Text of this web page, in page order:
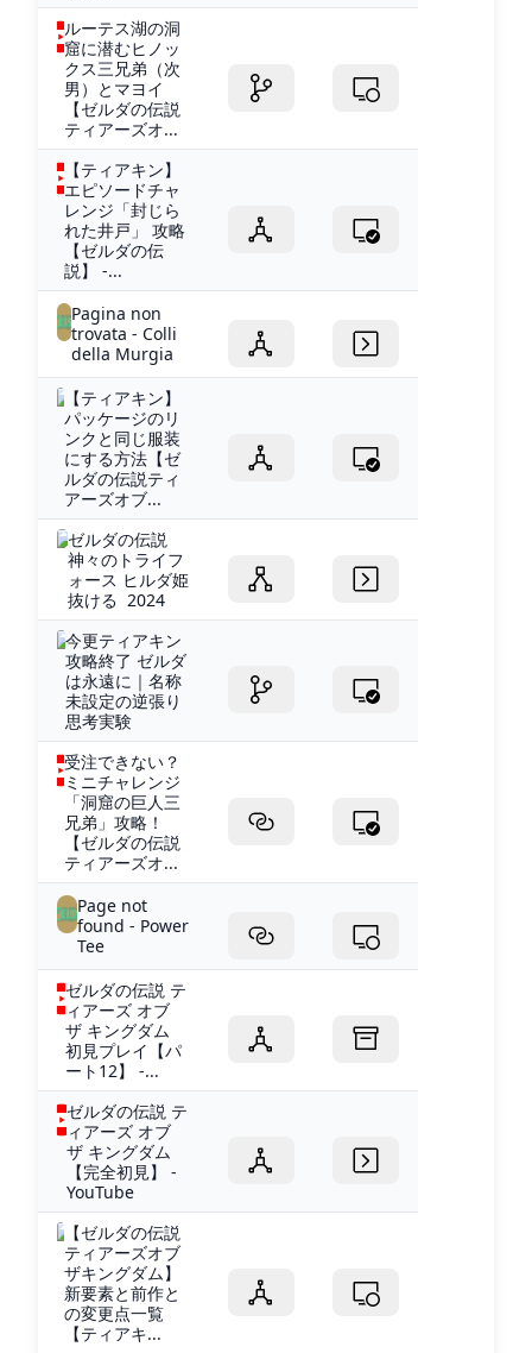
ルーテス湖の洞
窟に潜むヒノッ
クス三兄弟（次
男）とマヨイ
【ゼルダの伝説
ティアーズオ...
【ティアキン】
エピソードチャ
レンジ「封じら
れた井戸」 攻略
【ゼルダの伝
説】 -...
Pagina non
trovata - Colli
della Murgia
【ティアキン】
パッケージのリ
ンクと同じ服装
にする方法【ゼ
ルダの伝説ティ
アーズオブ...
ゼルダの伝説
神々のトライフ
ォース ヒルダ姫
抜ける 2024
今更ティアキン
攻略終了 ゼルダ
は永遠に｜名称
未設定の逆張り
思考実験
受注できない？
ミニチャレンジ
「洞窟の巨人三
兄弟」攻略！
【ゼルダの伝説
ティアーズオ...
Page not
found - Power
Tee
ゼルダの伝説 テ
ィアーズ オブ
ザ キングダム
初見プレイ【パ
ート12】 -...
ゼルダの伝説 テ
ィアーズ オブ
ザ キングダム
【完全初見】 -
YouTube
【ゼルダの伝説
ティアーズオブ
ザキングダム】
新要素と前作と
の変更点一覧
【ティアキ...